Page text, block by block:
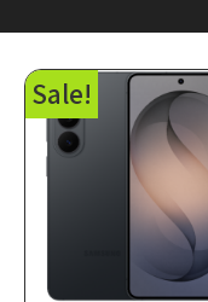
!Sale